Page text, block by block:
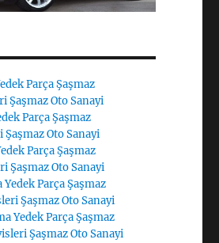
Parça Şaşmaz
Şaşmaz Oto Sanayi
Parça Şaşmaz
Oto Sanayi
Parça Şaşmaz
Şaşmaz Oto Sanayi
Yedek Parça Şaşmaz
Şaşmaz Oto Sanayi
Yedek Parça Şaşmaz
Şaşmaz Oto Sanayi